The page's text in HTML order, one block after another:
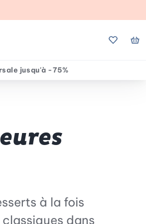
Mes
jusqu'à -75%
à la fois
dans